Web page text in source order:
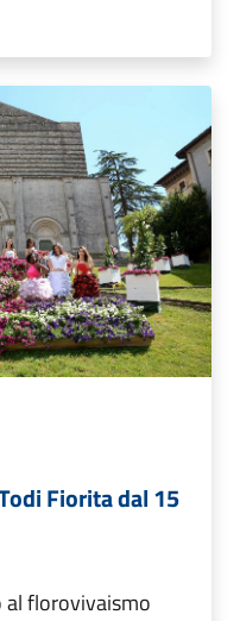
Fiorita dal 15
florovivaismo